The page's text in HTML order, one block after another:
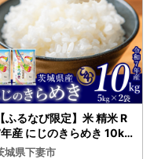
【ふるなび限定】米 精米 R
産 にじのきらめき 10kg
月 FN-Limited-PR
城県下妻市